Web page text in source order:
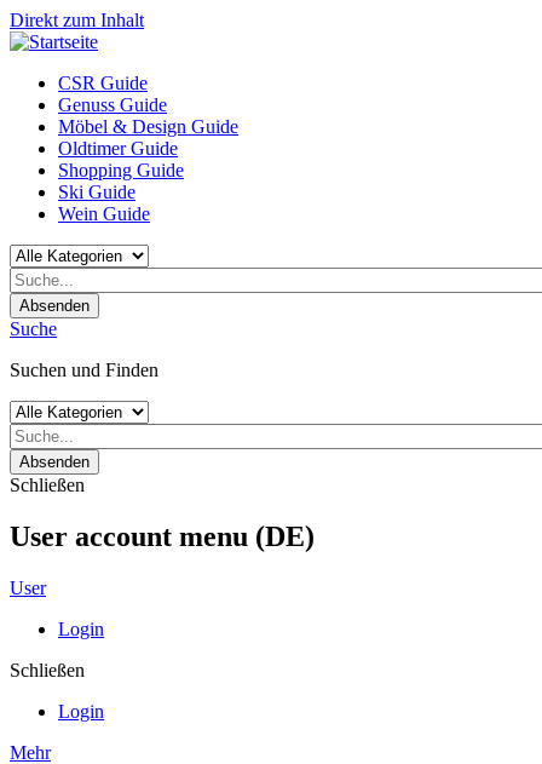
Direkt zum Inhalt
CSR Guide
Genuss Guide
Möbel & Design Guide
Oldtimer Guide
Shopping Guide
Ski Guide
Wein Guide
Absenden
Suche
Suchen und Finden
Absenden
Schließen
User account menu (DE)
User
Login
Schließen
Login
Mehr